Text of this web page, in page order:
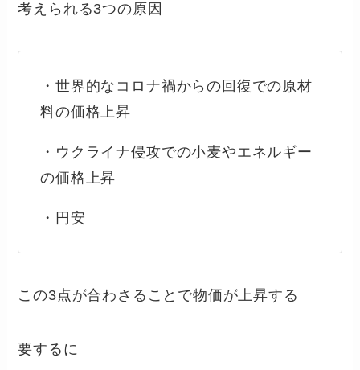
考えられる3つの原因
・世界的なコロナ禍からの回復での原材
料の価格上昇
・ウクライナ侵攻での小麦やエネルギー
の価格上昇
・円安
この3点が合わさることで物価が上昇する
要するに